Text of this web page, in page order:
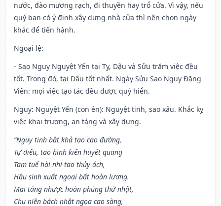
nước, đào mương rạch, đi thuyền hay trổ cửa. Vì vậy, nếu
quý bạn có ý định xây dựng nhà cửa thì nên chọn ngày
khác để tiến hành.
Ngoại lệ:
- Sao Nguy Nguyệt Yến tại Tỵ, Dậu và Sửu trăm việc đều
tốt. Trong đó, tại Dậu tốt nhất. Ngày Sửu Sao Nguy Đăng
Viên: mọi việc tạo tác đều được quý hiển.
Nguy: Nguyệt Yến (con én): Nguyệt tinh, sao xấu. Khắc kỵ
việc khai trương, an táng và xây dựng.
“Nguy tinh bât khả tạo cao đường,
Tự điếu, tao hình kiến huyết quang
Tam tuế hài nhi tao thủy ách,
Hậu sinh xuất ngoại bất hoàn lương.
Mai táng nhược hoàn phùng thử nhật,
Chu niên bách nhật ngọa cao sàng,